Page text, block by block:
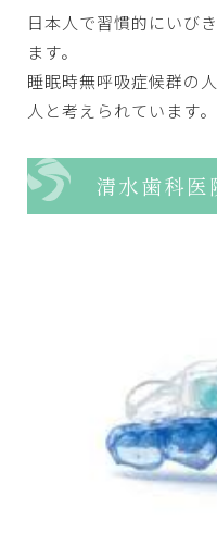
日本人で習慣的にいび
ます。
睡眠時無呼吸症候群の
人と考えられています。
清水歯科医